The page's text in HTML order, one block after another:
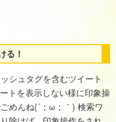
る！
シュタグを含むツイート
トを表示しない様に印象操
めんね(´；ω；｀) 検索ワ